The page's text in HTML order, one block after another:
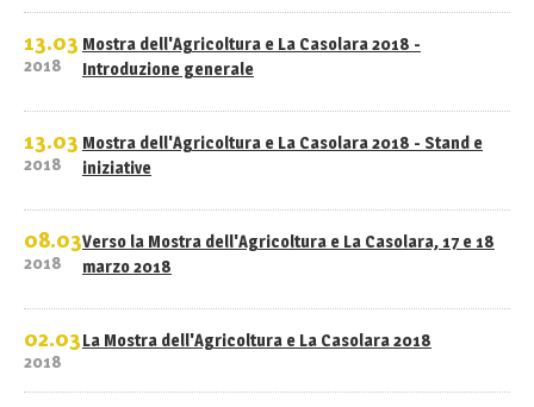
13.03
2018
Mostra dell'Agricoltura e La Casolara 2018 -
Introduzione generale
13.03
2018
Mostra dell'Agricoltura e La Casolara 2018 - Stand e
iniziative
08.03
2018
Verso la Mostra dell'Agricoltura e La Casolara, 17 e 18
marzo 2018
02.03
2018
La Mostra dell'Agricoltura e La Casolara 2018